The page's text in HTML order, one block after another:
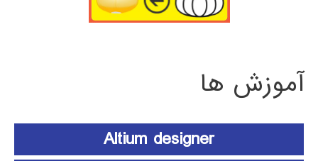
آموزش ها
Altium designer